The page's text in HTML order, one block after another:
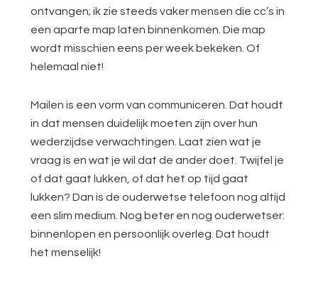
ontvangen; ik zie steeds vaker mensen die cc’s in
een aparte map laten binnenkomen. Die map
wordt misschien eens per week bekeken. Of
helemaal niet!
Mailen is een vorm van communiceren. Dat houdt
in dat mensen duidelijk moeten zijn over hun
wederzijdse verwachtingen. Laat zien wat je
vraag is en wat je wil dat de ander doet. Twijfel je
of dat gaat lukken, of dat het op tijd gaat
lukken? Dan is de ouderwetse telefoon nog altijd
een slim medium. Nog beter en nog ouderwetser:
binnenlopen en persoonlijk overleg. Dat houdt
het menselijk!